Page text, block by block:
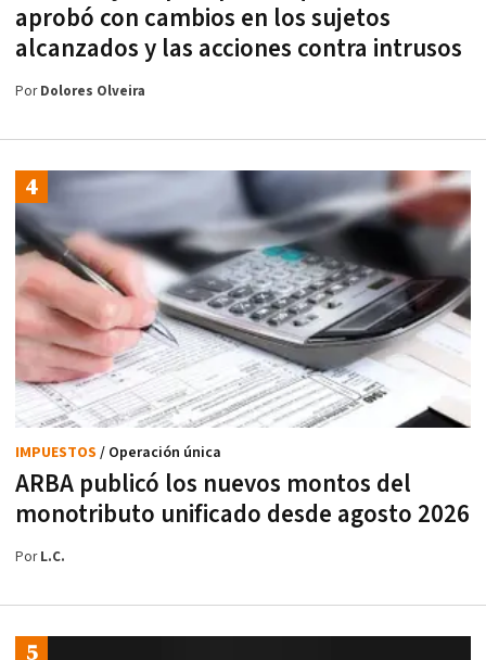
aprobó con cambios en los sujetos
alcanzados y las acciones contra intrusos
PorDolores Olveira
ARBA publicó los nuevos montos del
monotributo unificado desde agosto 2026
IMPUESTOS / Operación única
PorL.C.